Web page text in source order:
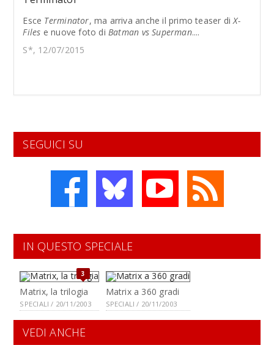
Esce Terminator, ma arriva anche il primo teaser diX-
Files e nuove foto diBatman vs Superman....
S*, 12/07/2015
SEGUICI SU
IN QUESTO SPECIALE
3
Matrix, la trilogia
SPECIALI / 20/11/2003
Matrix a 360 gradi
SPECIALI / 20/11/2003
VEDI ANCHE